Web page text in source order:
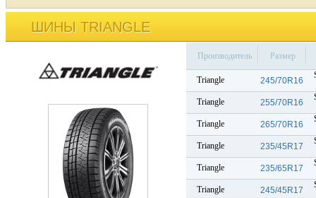
ШИНЫ TRIANGLE
Производитель Размер
Triangle 245/70R16
Triangle 255/70R16
Triangle 265/70R16
Triangle 235/45R17
Triangle 235/65R17
Triangle 245/45R17